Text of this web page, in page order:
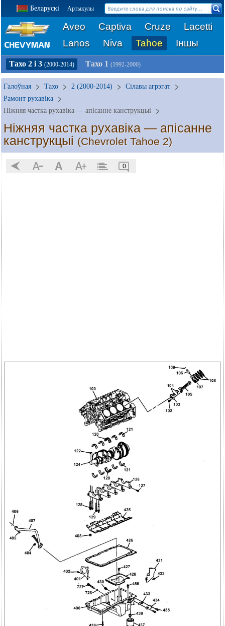
Беларускі Артыкулы
Aveo Captiva Cruze
Lacetti
Lanos
Niva Tahoe Іншы
Тахо 2 і 3 (2000-2014) Тахо 1 (1992-2000)
Галоўная Тахо 2 (2000-2014)
Сілавы агрэгат
Рамонт рухавіка
Ніжняя частка рухавіка — апісанне канструкцыі
Ніжняя частка рухавіка — апісанне
канструкцыі (Chevrolet Tahoe 2)
0